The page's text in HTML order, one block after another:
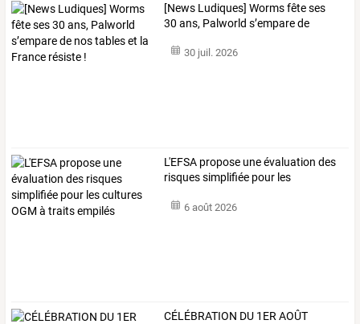
[News Ludiques] Wormsfêteses
30 ans, Palworld s’emparede
30 juil. 2026
L'EFSA propose uneévaluation des
risquessimplifiée pour les
6 août 2026
CÉLÉBRATION DU 1ERAOÛT